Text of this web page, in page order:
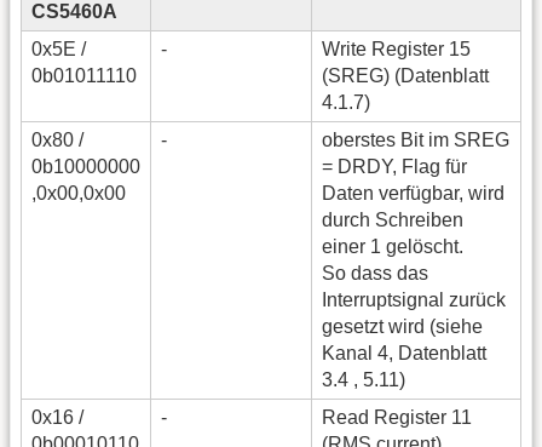
CS5460A
0x5E /
0b01011110
-
Write Register 15
(SREG) (Datenblatt
4.1.7)
0x80 /
0b10000000
,0x00,0x00
-
oberstes Bit im SREG
= DRDY, Flag für
Daten verfügbar, wird
durch Schreiben
einer 1 gelöscht.
So dass das
Interruptsignal zurück
gesetzt wird (siehe
Kanal 4, Datenblatt
3.4 , 5.11)
0x16 /
-
Read Register 11